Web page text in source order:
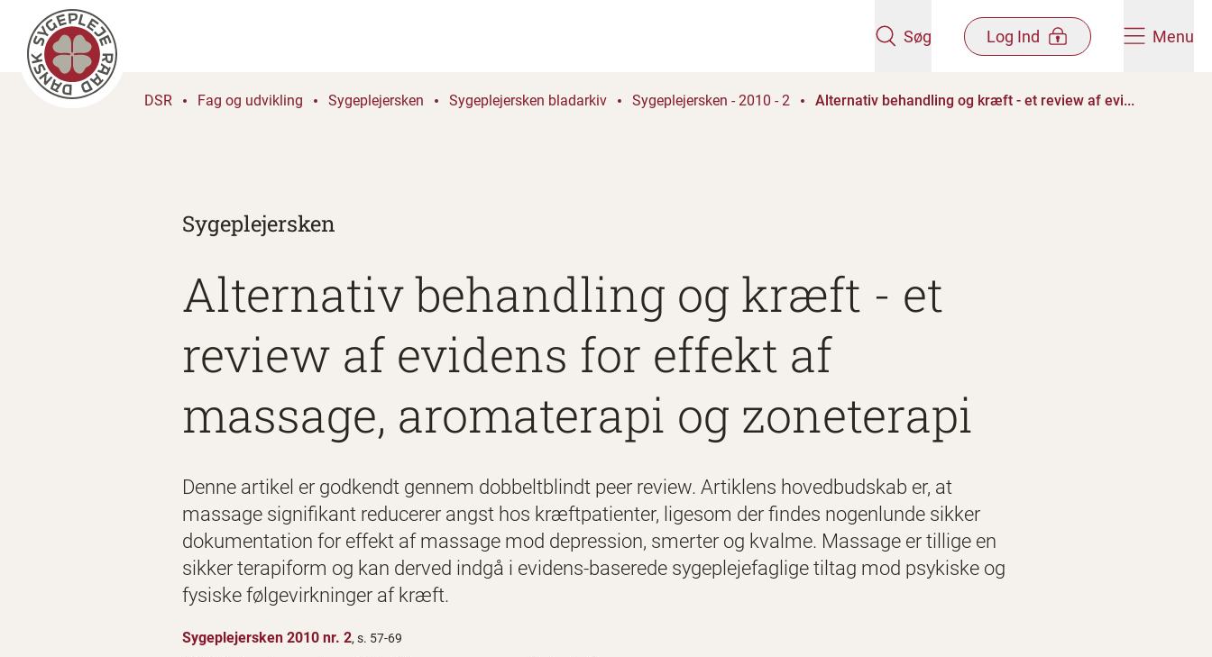
Søg Log Ind Menu
DSR Fag og udvikling Sygeplejersken Sygeplejersken bladarkiv Sygeplejersken - 2010 - 2 Alternativ behandling og kræft - et review af evi...
Sygeplejersken
Alternativ behandling og kræft - et
review af evidens for effekt af
massage, aromaterapi og zoneterapi
Denne artikel er godkendt gennem dobbeltblindt peer review. Artiklens hovedbudskab er, at
massage signifikant reducerer angst hos kræftpatienter, ligesom der findes nogenlunde sikker
dokumentation for effekt af massage mod depression, smerter og kvalme. Massage er tillige en
sikker terapiform og kan derved indgå i evidens-baserede sygeplejefaglige tiltag mod psykiske og
fysiske følgevirkninger af kræft.
Sygeplejersken 2010 nr. 2, s. 57-69